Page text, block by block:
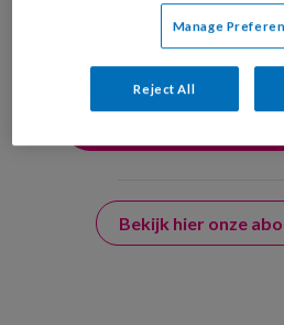
uw profiel in overeenstemming met
Bekijk hier onze
Manage
Reject All